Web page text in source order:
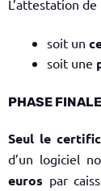
L’attestation
soit un
soit une
PHASE
Seul le
d’un logiciel
euros par